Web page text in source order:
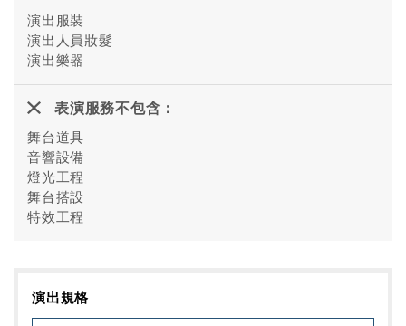
演出服裝
演出人員妝髮
演出樂器
表演服務不包含：
舞台道具
音響設備
燈光工程
舞台搭設
特效工程
演出規格